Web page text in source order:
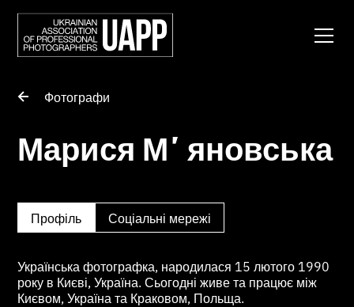
Фотографи
Марися Мʼяновська
Профіль Соціальні мережі
Українська фотографка, народилася 15 лютого 1990
року в Києві, Україна. Сьогодні живе та працює між
Києвом, Україна та Краковом, Польща.